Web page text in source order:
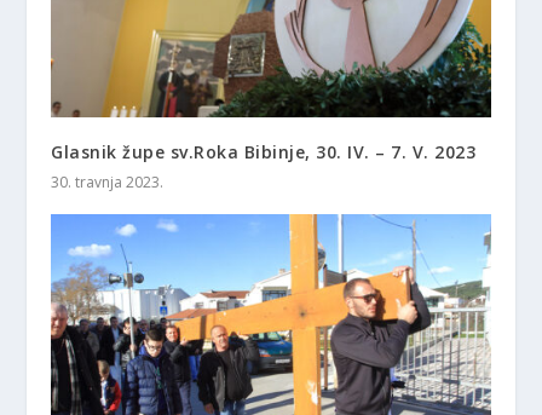
Glasnik župe sv.Roka Bibinje, 30. IV. – 7. V. 2023
30. travnja 2023.